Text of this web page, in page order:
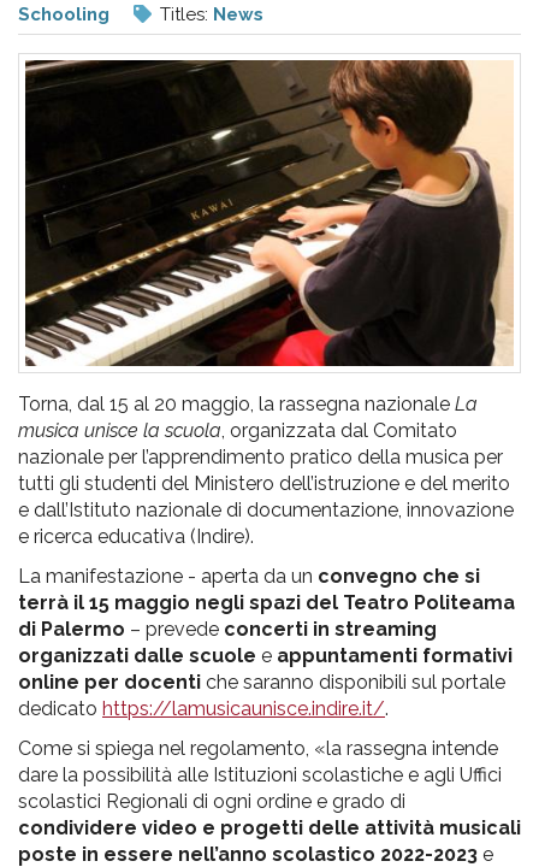
e
analisi
pr
l'infanzia
e
l'adolescenza
Schooling
Titles: News
Torna, dal 15 al 20 maggio, la rassegna nazionale La
musica unisce la scuola , organizzata dal Comitato
nazionale per l’apprendimento pratico della musica per
tutti gli studenti del Ministero dell’istruzione e del merito
e dall’Istituto nazionale di documentazione, innovazione
e ricerca educativa (Indire).
La manifestazione - aperta da un convegno che si
terrà il 15 maggio negli spazi del Teatro Politeama
di Palermo – prevede concerti in streaming
organizzati dalle scuole e appuntamenti formativi
online per docenti che saranno disponibili sul portale
dedicato https://lamusicaunisce.indire.it/.
Come si spiega nel regolamento, «la rassegna intende
dare la possibilità alle Istituzioni scolastiche e agli Uffici
scolastici Regionali di ogni ordine e grado di
condividere video e progetti delle attività musicali
poste in essere nell’anno scolastico 2022-2023 e